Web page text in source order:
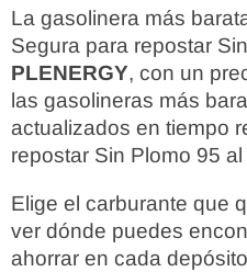
La gasolinera más
Segura para repostar
PLENERGY, con un
las gasolineras más
actualizados en tiempo
repostar Sin Plomo 95
Elige el carburante que
ver dónde puedes
ahorrar en cada